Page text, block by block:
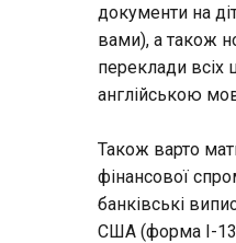
документи на
вами), а також
переклади всіх
англійською
Також варто
фінансової
банківські
США (форма I-